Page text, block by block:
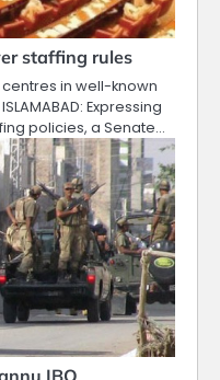
staffing rules
in well-known
Expressing
policies, a Senate…
IBO